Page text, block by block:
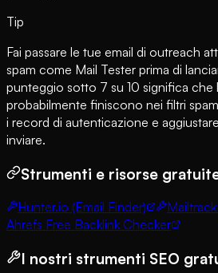
Tip
Fai passare le tue email di outreach
spam come Mail Tester prima di
punteggio sotto 7 su 10 significa che
probabilmente finiscono nei filtri
i record di autenticazione e
inviare.
Strumenti e risorse
Hunter.io (Email Finder)
Ahrefs Free Backlink Checker
I nostri strumenti SEO